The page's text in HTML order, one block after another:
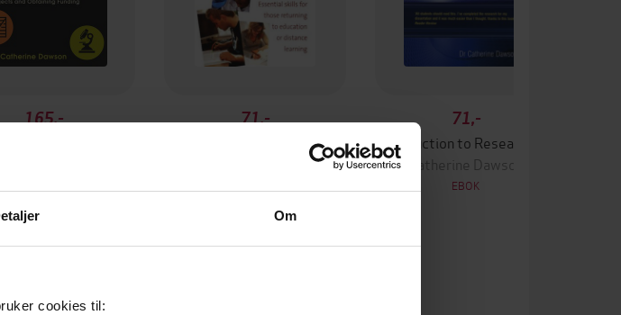
Om
cookies til:
165,-
71,-
Catherine Dawson
71,-
Catherine Dawson
EBOK